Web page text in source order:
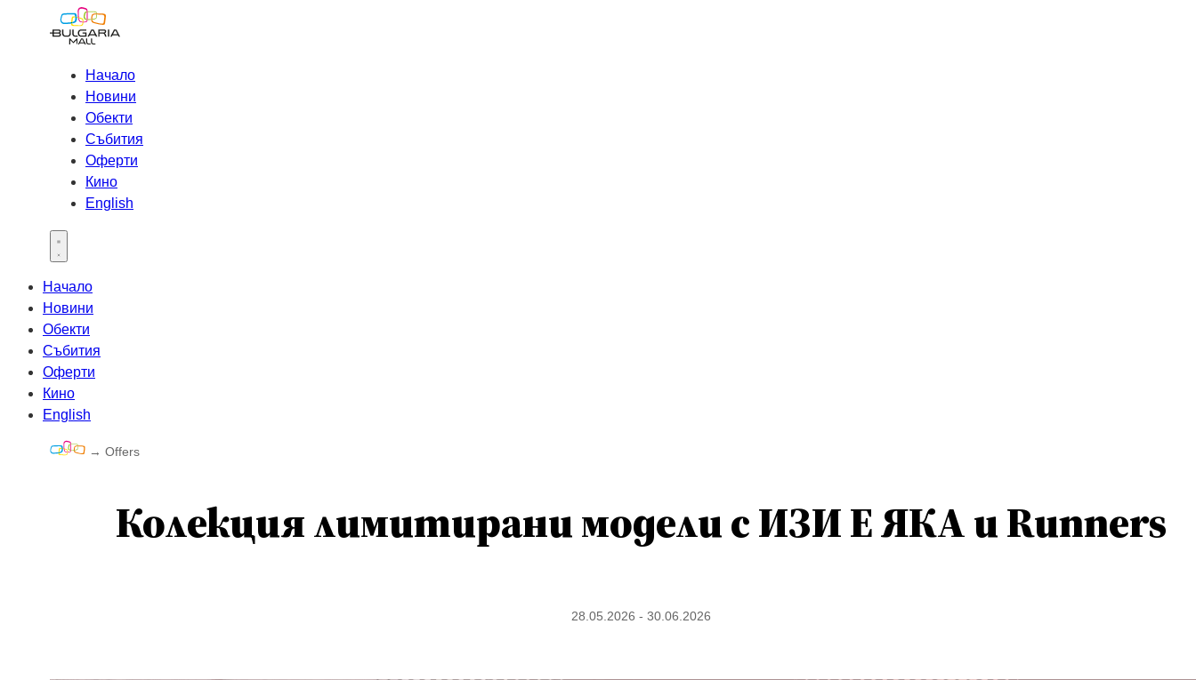
Начало
Новини
Обекти
Събития
Оферти
Кино
English
Open main menu
Начало
Новини
Обекти
Събития
Оферти
Кино
English
→ Offers
Колекция лимитирани модели с ИЗИ Е ЯКА и Runners
28.05.2026 - 30.06.2026